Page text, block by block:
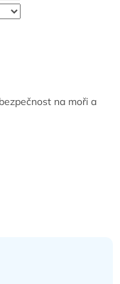
na moři a